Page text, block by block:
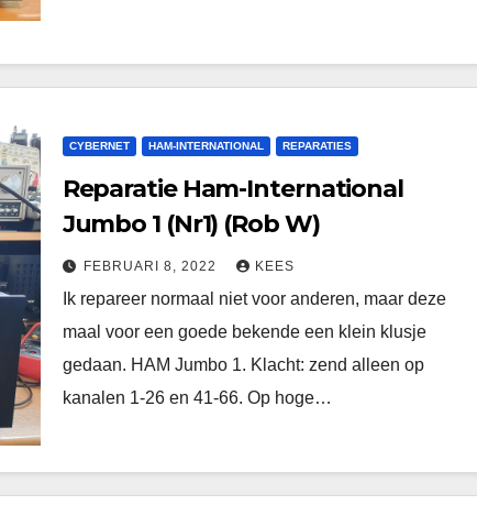
CYBERNET HAM-INTERNATIONAL REPARATIES
Reparatie Ham-International
Jumbo 1 (Nr1) (Rob W)
FEBRUARI 8, 2022 KEES
Ik repareer normaal niet voor anderen, maar deze
maal voor een goede bekende een klein klusje
gedaan. HAM Jumbo 1. Klacht: zend alleen op
kanalen 1-26 en 41-66. Op hoge…